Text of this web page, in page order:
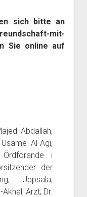
sich bitte an
mit-
Sie online auf
Abdallah,
Al-Agi,
i
der
Uppsala,
Arzt; Dr.